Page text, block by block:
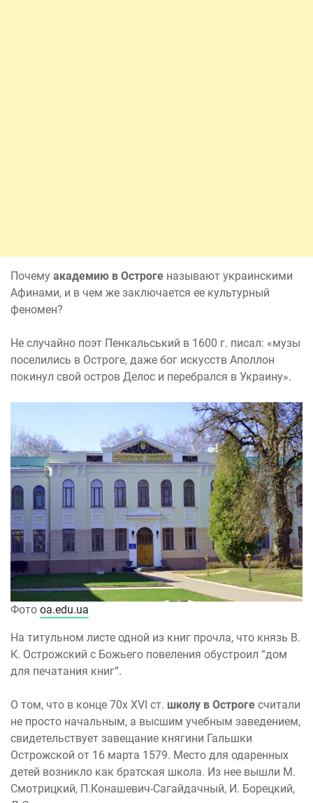
Почему академию в Остроге называют украинскими
Афинами, и в чем же заключается ее культурный
феномен?
Не случайно поэт Пенкальський в 1600 г. писал: «музы
поселились в Остроге, даже бог искусств Аполлон
покинул свой остров Делос и перебрался в Украину».
Фото oa.edu.ua
На титульном листе одной из книг прочла, что князь В.
К. Острожский с Божьего повеления обустроил “дом
для печатания книг”.
О том, что в конце 70х XVI ст. школу в Остроге считали
не просто начальным, а высшим учебным заведением,
свидетельствует завещание княгини Гальшки
Острожской от 16 марта 1579. Место для одаренных
детей возникло как братская школа. Из нее вышли М.
Смотрицкий, П.Конашевич-Сагайдачный, И. Борецкий,